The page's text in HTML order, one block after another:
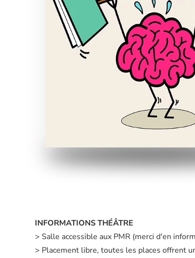
INFORMATIONS THÉÂTRE
> Salle accessible aux PMR (merci d'en
> Placement libre, toutes les places offrent